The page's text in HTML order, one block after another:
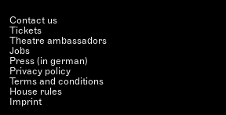
Contact us
Tickets
Theatre ambassadors
Jobs
Press (in german)
Privacy policy
Terms and conditions
House rules
Imprint